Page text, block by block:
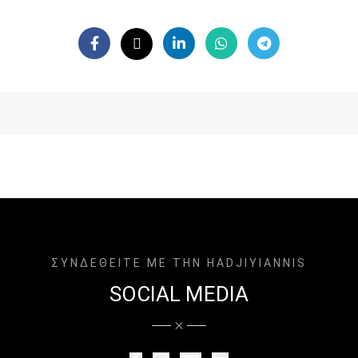
ΣΥΝΔΕΘΕΙΤΕ ΜΕ ΤΗΝ HADJIYIANNIS
SOCIAL MEDIA